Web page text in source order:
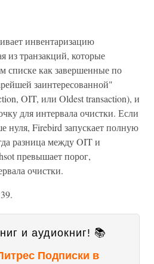
инвентаризацию
из транзакций, которые
списке как завершенные по
заинтересованной"
OIT, или Oldest transaction), и
для интервала очистки. Если
нуля, Firebird запускает полную
разница между OIT и
превышает порог,
очистки.
и аудиокниг! 📚
Подписки в